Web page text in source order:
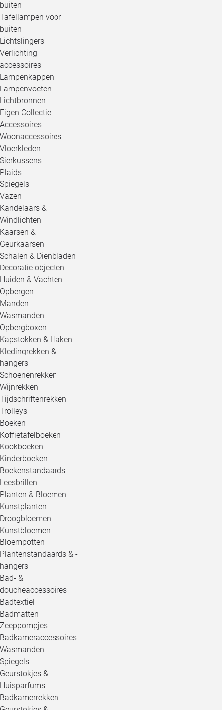
buiten
Tafellampen voor
buiten
Lichtslingers
Verlichting
accessoires
Lampenkappen
Lampenvoeten
Lichtbronnen
Eigen Collectie
Accessoires
Woonaccessoires
Vloerkleden
Sierkussens
Plaids
Spiegels
Vazen
Kandelaars &
Windlichten
Kaarsen &
Geurkaarsen
Schalen & Dienbladen
Decoratie objecten
Huiden & Vachten
Opbergen
Manden
Wasmanden
Opbergboxen
Kapstokken & Haken
Kledingrekken & -
hangers
Schoenenrekken
Wijnrekken
Tijdschriftenrekken
Trolleys
Boeken
Koffietafelboeken
Kookboeken
Kinderboeken
Boekenstandaards
Leesbrillen
Planten & Bloemen
Kunstplanten
Droogbloemen
Kunstbloemen
Bloempotten
Plantenstandaards & -
hangers
Bad- &
doucheaccessoires
Badtextiel
Badmatten
Zeeppompjes
Badkameraccessoires
Wasmanden
Spiegels
Geurstokjes &
Huisparfums
Badkamerrekken